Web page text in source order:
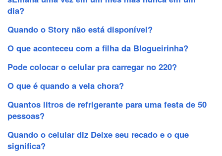
dia?
Quando o Story não está disponível?
O que aconteceu com a filha da Blogueirinha?
Pode colocar o celular pra carregar no 220?
O que é quando a vela chora?
Quantos litros de refrigerante para uma festa de 50
pessoas?
Quando o celular diz Deixe seu recado e o que
significa?